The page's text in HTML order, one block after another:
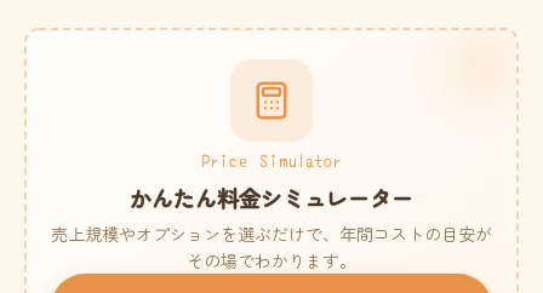
Price Simulator
かんたん料金シミュレーター
売上規模やオプションを選ぶだけで、年間コストの目安が
その場でわかります。